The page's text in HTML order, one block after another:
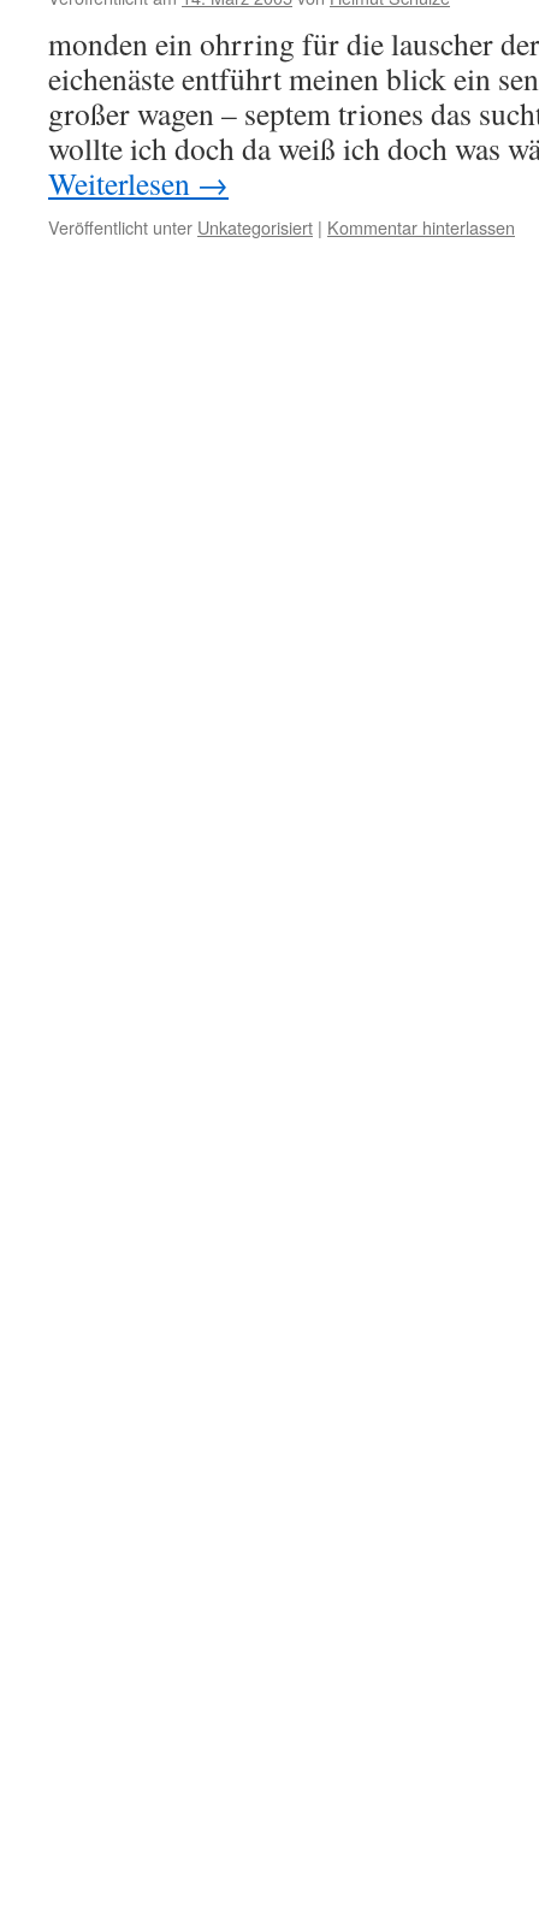
monden ein ohrring für die lauscher
eichenäste entführt meinen blick ein
großer wagen – septem triones das
wollte ich doch da weiß ich doch was
Weiterlesen →
Veröffentlicht unter Unkategorisiert | Kommentar hinterlassen